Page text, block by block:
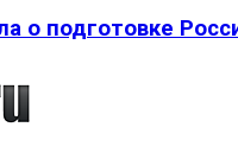
о подготовке